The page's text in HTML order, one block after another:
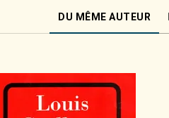
DU MÊME AUTEUR